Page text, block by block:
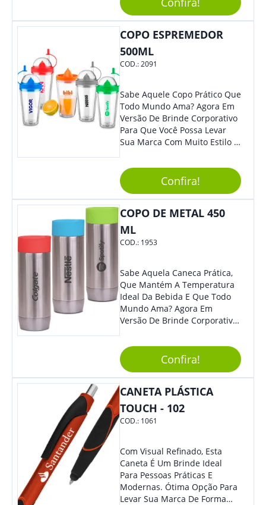
Escritório, Para Viagens Ou
Para O Parque. - Pode Ser
Utilizada Em Eventos Ao Ar
Livre, Como Piqueniques E
Acampamentos. Adquira Já A
Sua Caneca Plástica De 400Ml
Prática E Funcional Para Suas
Bebidas Favoritas!
Mesmo Para Presentear
Colaboradores.
COPO ESPREMEDOR
500ML
COD.:2091
Sabe Aquele Copo Prático Que
Todo Mundo Ama? Agora Em
Versão De Brinde Corporativo
Para Que Você Possa Levar
Sua Marca Com Muito Estilo E
Praticidade À Eventos E Feiras
De Exposição.Confira!
COPO DE METAL 450
ML
COD.: 1953
Sabe Aquela Caneca Prática,
Que Mantém A Temperatura
Ideal Da Bebida E Que Todo
Mundo Ama? Agora Em
Versão De Brinde Corporativo
Sua Marca Com Muito Estilo E
Acrescentar Ainda Mais
Praticidade À Eventos E Feiras
De Exposição.
Confira!
CANETA PLÁSTICA
TOUCH - 102
COD.: 1061
Com Visual Refinado, Esta
Caneta É Um Brinde Ideal
Para Pessoas Práticas E
Modernas. Ótima Opção Para
Levar Sua Marca De Forma